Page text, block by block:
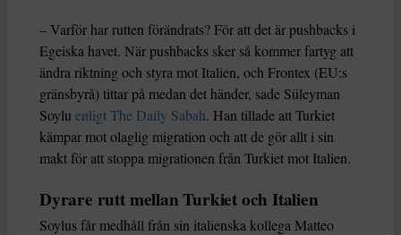
– Varför har rutten förändrats? För att det är pushbacks i
Egeiska havet. När pushbacks sker så kommer fartyg att
ändra riktning och styra mot Italien, och Frontex (EU:s
gränsbyrå) tittar på medan det händer, sade Süleyman
Soylu enligt The Daily Sabah. Han tillade att Turkiet
kämpar mot olaglig migration och att de gör allt i sin
makt för att stoppa migrationen från Turkiet mot Italien.
Dyrare rutt mellan Turkiet och Italien
Soylus får medhåll från sin italienska kollega Matteo